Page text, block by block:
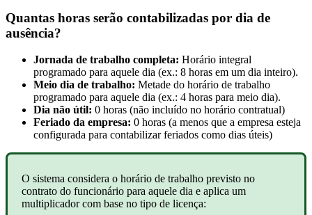
Quantas horas serão contabilizadas por dia de
ausência?
Jornada de trabalho completa: Horário integral
programado para aquele dia (ex.: 8 horas em um dia inteiro).
Meio dia de trabalho: Metade do horário de trabalho
programado para aquele dia (ex.: 4 horas para meio dia).
Dia não útil: 0 horas (não incluído no horário contratual)
Feriado da empresa: 0 horas (a menos que a empresa esteja
configurada para contabilizar feriados como dias úteis)
O sistema considera o horário de trabalho previsto no
contrato do funcionário para aquele dia e aplica um
multiplicador com base no tipo de licença: